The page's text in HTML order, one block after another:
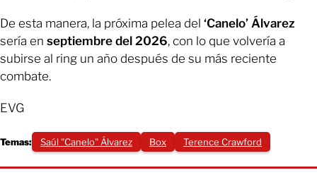
De esta manera, la próxima pelea del ‘Canelo’ Álvarez
sería en septiembre del 2026, con lo que volvería a
subirse al ring un año después de su más reciente
combate.
EVG
Temas: Saúl "Canelo" Álvarez Box Terence Crawford